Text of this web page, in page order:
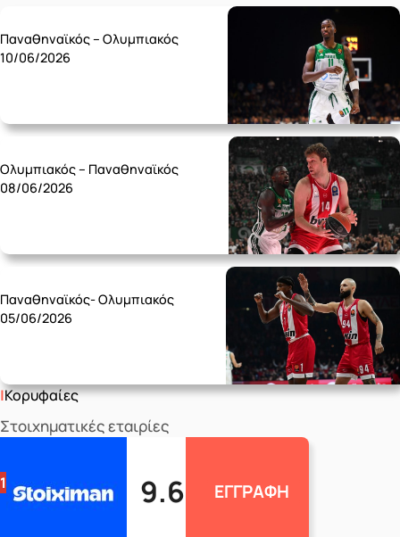
Παναθηναϊκός – Ολυμπιακός
10/06/2026
Ολυμπιακός – Παναθηναϊκός
08/06/2026
Παναθηναϊκός- Ολυμπιακός
05/06/2026
Κορυφαίες
Στοιχηματικές εταιρίες
1 9.6 ΕΓΓΡΑΦΗ